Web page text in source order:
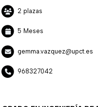
2 plazas
5 Meses
gemma.vazquez@upct.es
968327042